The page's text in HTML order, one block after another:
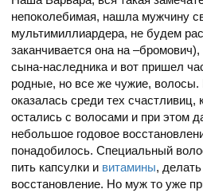
непоколебимая, нашла мужчину
мультимиллиардера, не будем
заканчивается она на
сына-наследника и вот пришел
родные, но все же чужие, волосы.
оказалась среди тех счастливиц,
остались с волосами и при этом
небольшое годовое
понадобилось. Специальный
пить капсулки и витамины,
восстановление. Но муж то уже